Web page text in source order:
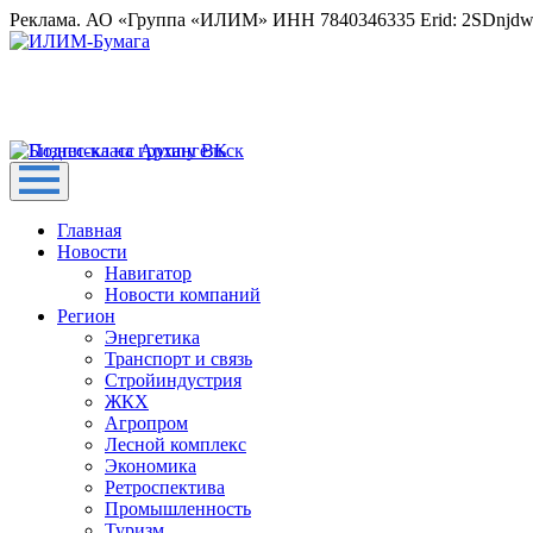
Реклама. АО «Группа «ИЛИМ» ИНН 7840346335 Erid:
Главная
Новости
Навигатор
Новости компаний
Регион
Энергетика
Транспорт и связь
Стройиндустрия
ЖКХ
Агропром
Лесной комплекс
Экономика
Ретроспектива
Промышленность